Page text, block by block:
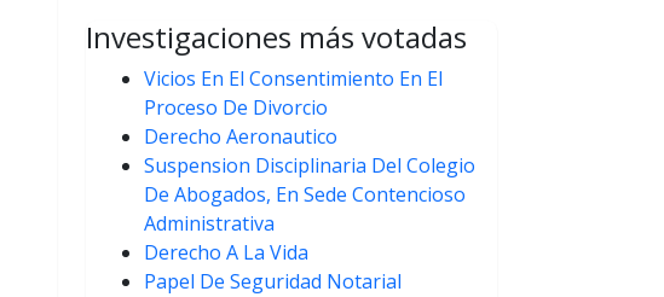
Investigaciones más votadas
Vicios En El Consentimiento En El
Proceso De Divorcio
Derecho Aeronautico
Suspension Disciplinaria Del Colegio
De Abogados, En Sede Contencioso
Administrativa
Derecho A La Vida
Papel De Seguridad Notarial